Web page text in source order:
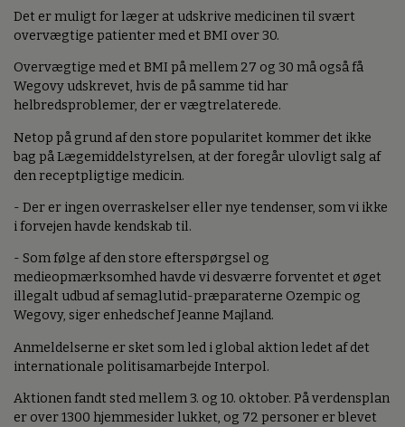
Det er muligt for læger at udskrive medicinen til svært
overvægtige patienter med et BMI over 30.
Overvægtige med et BMI på mellem 27 og 30 må også få
Wegovy udskrevet, hvis de på samme tid har
helbredsproblemer, der er vægtrelaterede.
Netop på grund af den store popularitet kommer det ikke
bag på Lægemiddelstyrelsen, at der foregår ulovligt salg af
den receptpligtige medicin.
- Der er ingen overraskelser eller nye tendenser, som vi ikke
i forvejen havde kendskab til.
- Som følge af den store efterspørgsel og
medieopmærksomhed havde vi desværre forventet et øget
illegalt udbud af semaglutid-præparaterne Ozempic og
Wegovy, siger enhedschef Jeanne Majland.
Anmeldelserne er sket som led i global aktion ledet af det
internationale politisamarbejde Interpol.
Aktionen fandt sted mellem 3. og 10. oktober. På verdensplan
er over 1300 hjemmesider lukket, og 72 personer er blevet